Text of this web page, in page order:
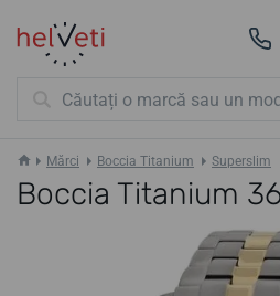
Mărci Boccia Titanium Superslim
Boccia Titanium